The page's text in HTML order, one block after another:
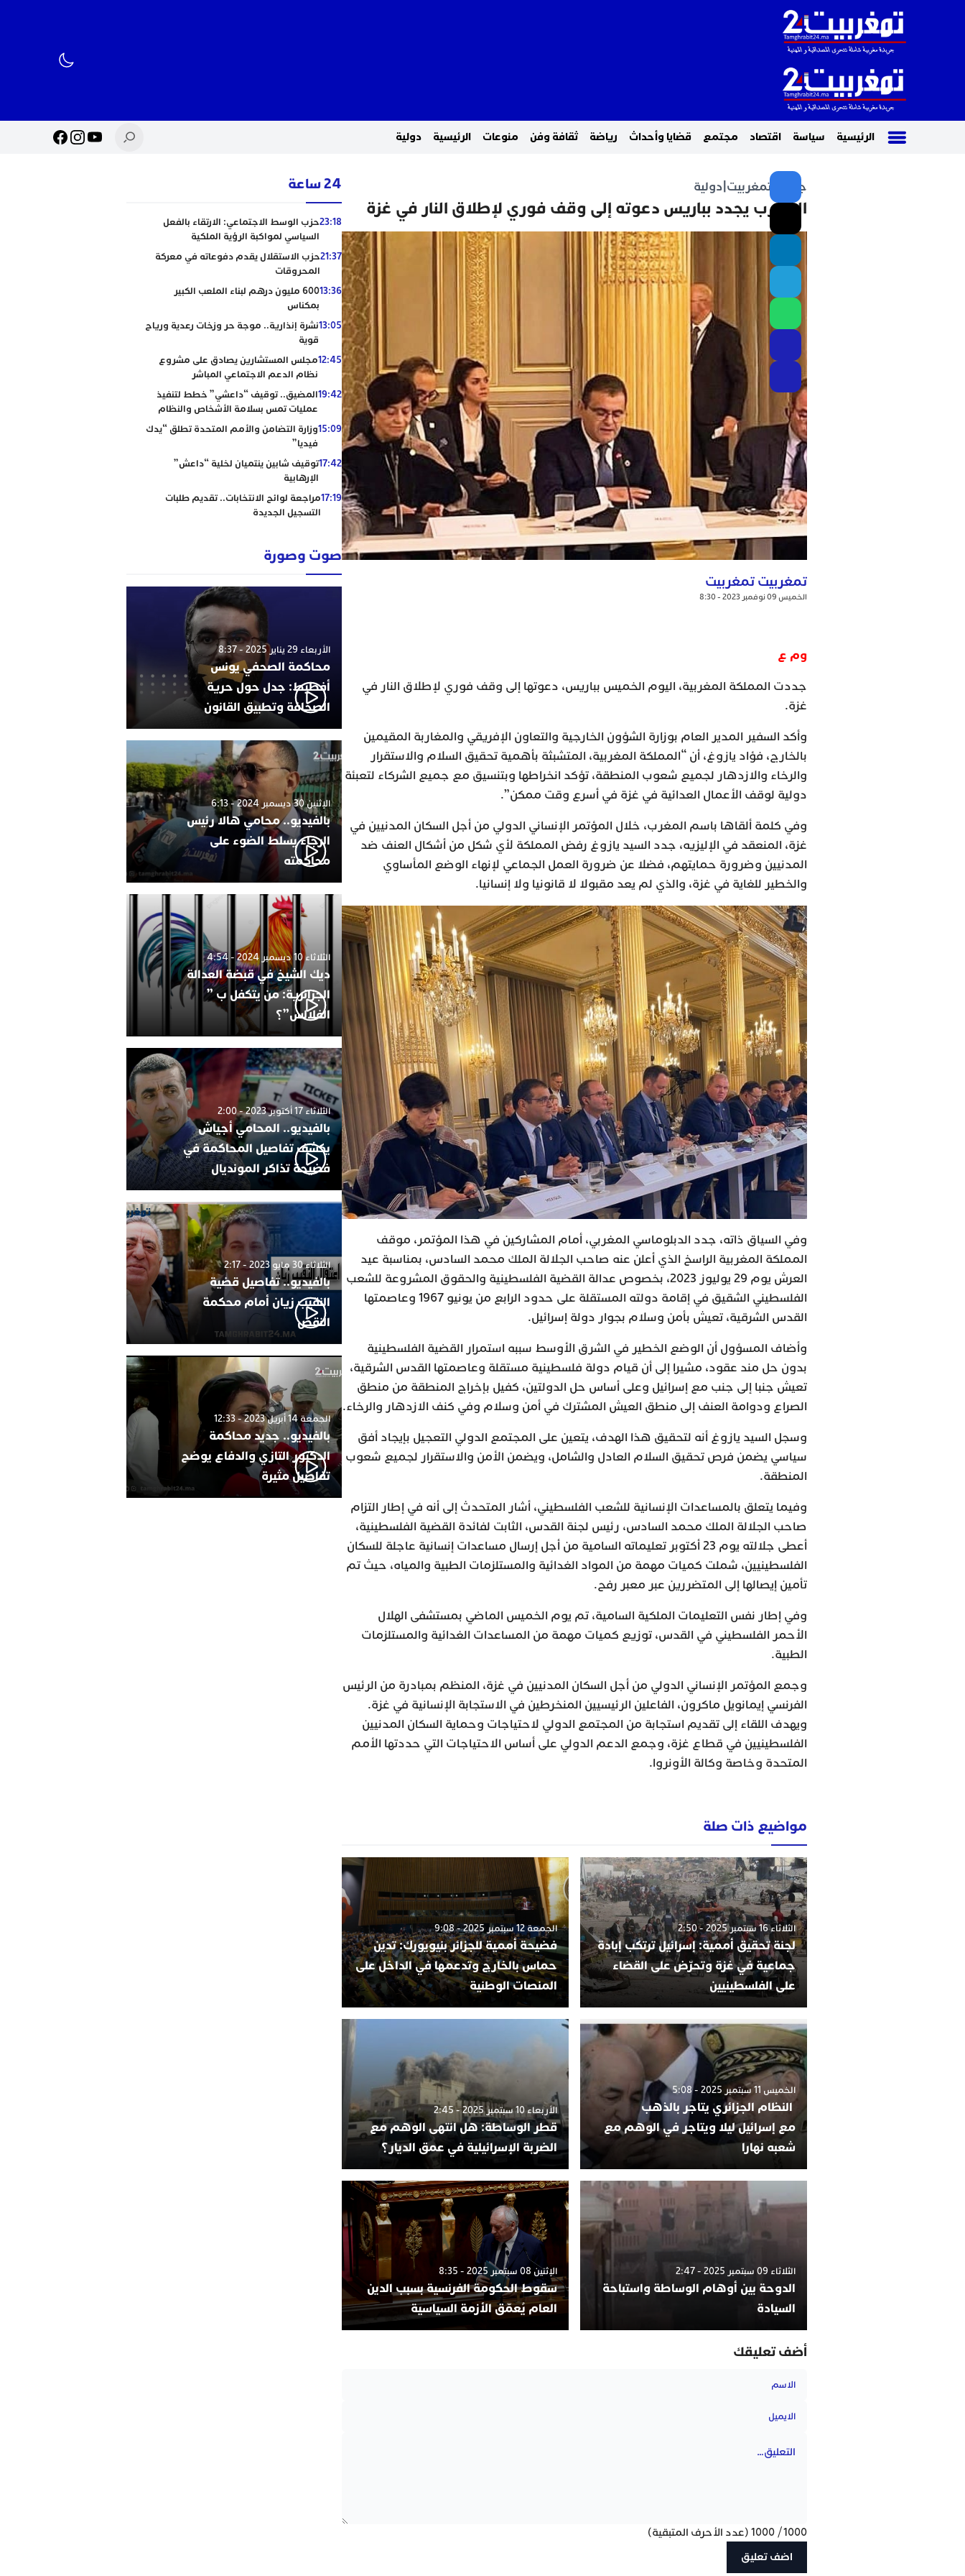
الرئيسية سياسة اقتصاد مجتمع قضايا وأحداث رياضة ثقافة وفن منوعات الرئيسية دولية
جريدة تمغربيت دولية
المغرب يجدد بباريس دعوته إلى وقف فوري لإطلاق النار في غزة
تمغربيت تمغربيت
الخميس 09 نوفمبر 2023 - 8:30
وم ع
جددت المملكة المغربية، اليوم الخميس بباريس، دعوتها إلى وقف فوري لإطلاق النار في
غزة.
وأكد السفير المدير العام بوزارة الشؤون الخارجية والتعاون الإفريقي والمغاربة المقيمين
بالخارج، فؤاد يازوغ، أن “المملكة المغربية، المتشبثة بأهمية تحقيق السلام والاستقرار
والرخاء والازدهار لجميع شعوب المنطقة، تؤكد انخراطها وبتنسيق مع جميع الشركاء لتعبئة
دولية لوقف الأعمال العدائية في غزة في أسرع وقت ممكن”.
وفي كلمة ألقاها باسم المغرب، خلال المؤتمر الإنساني الدولي من أجل السكان المدنيين في
غزة، المنعقد في الإليزيه، جدد السيد يازوغ رفض المملكة لأي شكل من أشكال العنف ضد
المدنيين وضرورة حمايتهم، فضلا عن ضرورة العمل الجماعي لإنهاء الوضع المأساوي
والخطير للغاية في غزة، والذي لم يعد مقبولا لا قانونيا ولا إنسانيا.
وفي السياق ذاته، جدد الدبلوماسي المغربي، أمام المشاركين في هذا المؤتمر، موقف
المملكة المغربية الراسخ الذي أعلن عنه صاحب الجلالة الملك محمد السادس، بمناسبة عيد
العرش يوم 29 يوليوز 2023، بخصوص عدالة القضية الفلسطينية والحقوق المشروعة للشعب
الفلسطيني الشقيق في إقامة دولته المستقلة على حدود الرابع من يونيو 1967 وعاصمتها
القدس الشرقية، تعيش بأمن وسلام بجوار دولة إسرائيل.
وأضاف المسؤول أن الوضع الخطير في الشرق الأوسط سببه استمرار القضية الفلسطينية
بدون حل مند عقود، مشيرا إلى أن قيام دولة فلسطينية مستقلة وعاصمتها القدس الشرقية،
تعيش جنبا إلى جنب مع إسرائيل وعلى أساس حل الدولتين، كفيل بإخراج المنطقة من منطق
الصراع ودوامة العنف إلى منطق العيش المشترك في أمن وسلام وفي كنف الازدهار والرخاء.
وسجل السيد يازوغ أنه لتحقيق هذا الهدف، يتعين على المجتمع الدولي التعجيل بإيجاد أفق
سياسي يضمن فرص تحقيق السلام العادل والشامل، ويضمن الأمن والاستقرار لجميع شعوب
المنطقة.
وفيما يتعلق بالمساعدات الإنسانية للشعب الفلسطيني، أشار المتحدث إلى أنه في إطار التزام
صاحب الجلالة الملك محمد السادس، رئيس لجنة القدس، الثابت لفائدة القضية الفلسطينية،
أعطى جلالته يوم 23 أكتوبر تعليماته السامية من أجل إرسال مساعدات إنسانية عاجلة للسكان
الفلسطينيين، شملت كميات مهمة من المواد الغدائية والمستلزمات الطبية والمياه، حيث تم
تأمين إيصالها إلى المتضررين عبر معبر رفح.
وفي إطار نفس التعليمات الملكية السامية، تم يوم الخميس الماضي بمستشفى الهلال
الأحمر الفلسطيني في القدس، توزيع كميات مهمة من المساعدات الغدائية والمستلزمات
الطبية.
وجمع المؤتمر الإنساني الدولي من أجل السكان المدنيين في غزة، المنظم بمبادرة من الرئيس
الفرنسي إيمانويل ماكرون، الفاعلين الرئيسيين المنخرطين في الاستجابة الإنسانية في غزة.
ويهدف اللقاء إلى تقديم استجابة من المجتمع الدولي لاحتياجات وحماية السكان المدنيين
الفلسطينيين في قطاع غزة، وجمع الدعم الدولي على أساس الاحتياجات التي حددتها الأمم
المتحدة وخاصة وكالة الأونروا.
مواضيع ذات صلة
الثلاثاء 16 سبتمبر 2025 - 2:50
لجنة تحقيق أممية: إسرائيل ترتكب إبادة
جماعية في غزة وتحرّض على القضاء
على الفلسطينيين
الجمعة 12 سبتمبر 2025 - 9:08
فضيحة أممية للجزائر بنيويورك: تدين
حماس بالخارج وتدعمها في الداخل على
المنصات الوطنية
الخميس 11 سبتمبر 2025 - 5:08
النظام الجزائري يتاجر بالذهب
مع إسرائيل ليلا ويتاجر في الوهم مع
شعبه نهارا
الأربعاء 10 سبتمبر 2025 - 2:45
قطر الوساطة: هل انتهى الوهم مع
الضربة الإسرائيلية في عمق الديار؟
الثلاثاء 09 سبتمبر 2025 - 2:47
الدوحة بين أوهام الوساطة واستباحة
السيادة
الإثنين 08 سبتمبر 2025 - 8:35
سقوط الحكومة الفرنسية بسبب الدين
العام يُعمّق الأزمة السياسية
أضف تعليقك
1000
/
1000 (عدد الأحرف المتبقية)
24 ساعة
23:18حزب الوسط الاجتماعي: الارتقاء بالفعل
السياسي لمواكبة الرؤية الملكية
21:37حزب الاستقلال يقدم دفوعاته في معركة
المحروقات
13:36
600 مليون درهم لبناء الملعب الكبير
بمكناس
13:05نشرة إنذارية.. موجة حر وزخات رعدية ورياح
قوية
12:45مجلس المستشارين يصادق على مشروع
نظام الدعم الاجتماعي المباشر
19:42المضيق.. توقيف “داعشي” خطط لتنفيذ
عمليات تمس بسلامة الأشخاص والنظام
15:09وزارة التضامن والأمم المتحدة تطلق “يدك
فيديا”
17:42توقيف شابين ينتميان لخلية “داعش”
الإرهابية
17:19مراجعة لوائح الانتخابات.. تقديم طلبات
التسجيل الجديدة
صوت وصورة
الأربعاء 29 يناير 2025 - 8:37
محاكمة الصحفي يونس
أفطيط: جدل حول حرية
الصحافة وتطبيق القانون
الإثنين 30 ديسمبر 2024 - 6:13
بالفيديو.. محامي هالا رئيس
الرجاء يسلط الضوء على
محاكمته
الثلاثاء 10 ديسمبر 2024 - 4:54
ديك الشيخ في قبضة العدالة
الجزائرية: من يتكفل ب ”
الفلالس”؟
الثلاثاء 17 أكتوبر 2023 - 2:00
بالفيديو.. المحامي أجياش
يكشف تفاصيل المحاكمة في
فضيحة تذاكر المونديال
الثلاثاء 30 مايو 2023 - 2:17
بالفيديو.. تفاصيل قضية
النقيب زيان أمام محكمة
النقض
الجمعة 14 أبريل 2023 - 12:33
بالفيديو.. جديد محاكمة
الدكتور التازي والدفاع يوضح
تفاصيل مثيرة